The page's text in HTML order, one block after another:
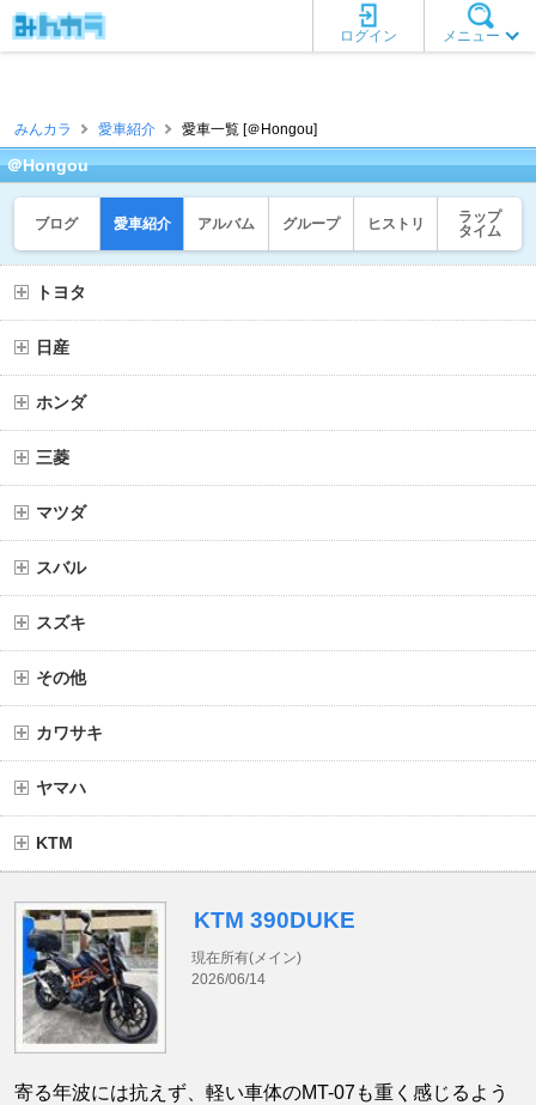
メニュー
ログイン
みんカラ 愛車紹介 愛車一覧 [＠Hongou]
＠Hongou
ブログ 愛車紹介 アルバム グループ ヒストリ
ラップ
タイム
トヨタ
日産
ホンダ
三菱
マツダ
スバル
スズキ
その他
カワサキ
ヤマハ
KTM
KTM 390DUKE
現在所有(メイン)
2026/06/14
寄る年波には抗えず、軽い車体のMT-07も重く感じるよう